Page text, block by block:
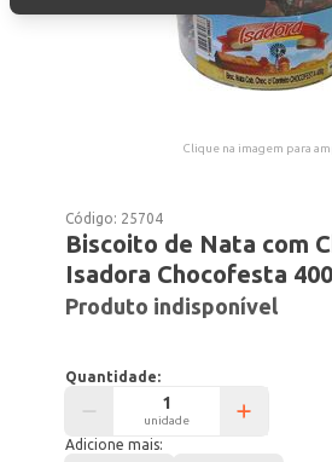
Clique na imagem para
Código: 25704
Biscoito de Nata com
Isadora Chocofesta
Produto indisponível
Quantidade:
unidade
Adicione mais: